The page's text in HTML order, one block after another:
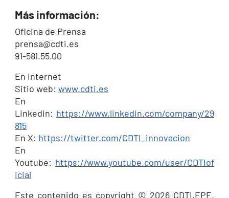
Más información:
Oficina de Prensa
prensa@cdti.es
91-581.55.00
En Internet
Sitio web:www.cdti.es
En
Linkedin: https://www.linkedin.com/company/29
815
En X: https://twitter.com/CDTI_innovacion
En
Youtube: https://www.youtube.com/user/CDTIof
icial
Este contenido es copyright © 2026 CDTI,EPE.